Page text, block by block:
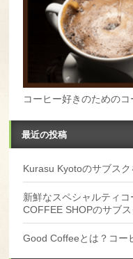
コーヒー好きのための
最近の投稿
Kurasu Kyotoのサブス
新鮮なスペシャルティ
COFFEE SHOPのサブ
Good Coffeeとは？コー